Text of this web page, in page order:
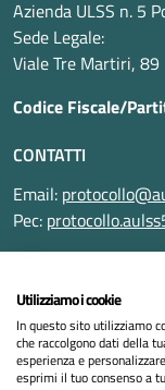
Azienda ULSS n. 5
Sede Legale:
Viale Tre Martiri,
Codice Fiscale/
CONTATTI
Email:
Pec:
Informativa
Utilizziamo i cookie
In questo sito utilizziamo
che raccolgono dati della
esperienza e
esprimi il tuo consenso a